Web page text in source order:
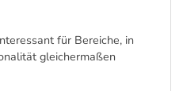
für Bereiche, in
gleichermaßen